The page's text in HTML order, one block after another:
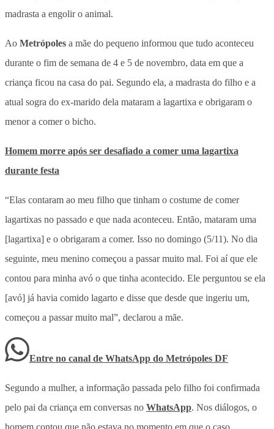
madrasta a engolir o animal.
Ao Metrópoles a mãe do pequeno informou que tudo aconteceu
durante o fim de semana de 4 e 5 de novembro, data em que a
criança ficou na casa do pai. Segundo ela, a madrasta do filho e a
atual sogra do ex-marido dela mataram a lagartixa e obrigaram o
menor a comer o bicho.
Homem morre após ser desafiado a comer uma lagartixa
durante festa
“Elas contaram ao meu filho que tinham o costume de comer
lagartixas no passado e que nada aconteceu. Então, mataram uma
[lagartixa] e o obrigaram a comer. Isso no domingo (5/11). No dia
seguinte, meu menino começou a passar muito mal. Foi aí que ele
contou para minha avó o que tinha acontecido. Ele perguntou se ela
[avó] já havia comido lagarto e disse que desde que ingeriu um,
começou a passar muito mal”, declarou a mãe.
Entre no canal de WhatsApp do Metrópoles DF
Segundo a mulher, a informação passada pelo filho foi confirmada
pelo pai da criança em conversas no WhatsApp. Nos diálogos, o
homem contou que não estava no momento em que o caso